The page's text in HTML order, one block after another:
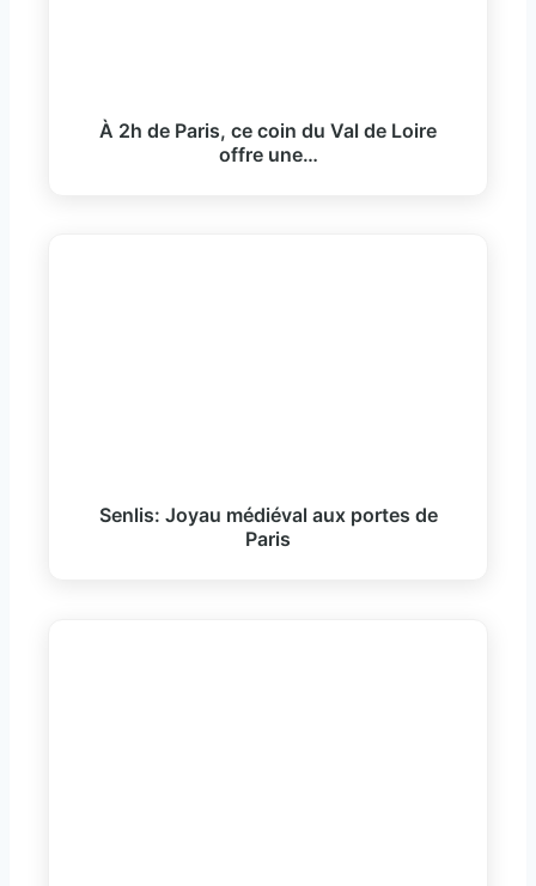
À 2h de Paris, ce coin du Val de Loire
offre une…
Senlis: Joyau médiéval aux portes de
Paris